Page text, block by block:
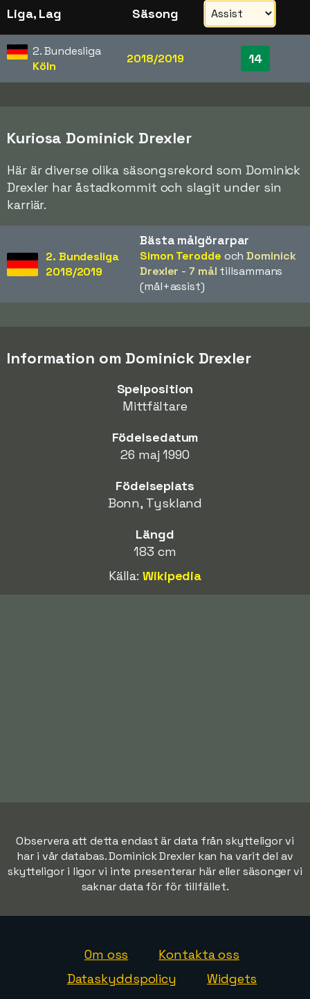
Liga, Lag Säsong
2. Bundesliga
Köln
2018/2019 14
Kuriosa Dominick Drexler
Här är diverse olika säsongsrekord som Dominick
Drexler har åstadkommit och slagit under sin
karriär.
2. Bundesliga
2018/2019
Bästa målgörarpar
Simon Terodde ochDominick
Drexler -7 mål tillsammans
(mål+assist)
Information om Dominick Drexler
Spelposition
Mittfältare
Födelsedatum
26 maj 1990
Födelseplats
Bonn, Tyskland
Längd
183 cm
Källa:Wikipedia
Observera att detta endast är data från skytteligor vi
har i vår databas. Dominick Drexler kan ha varit del av
skytteligor i ligor vi inte presenterar här eller säsonger vi
saknar data för för tillfället.
Om oss
Kontakta oss
Dataskyddspolicy
Widgets